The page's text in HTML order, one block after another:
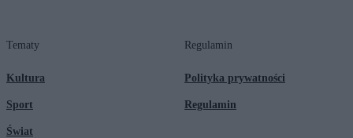
Tematy
Kultura
Sport
Świat
Regulamin
Polityka prywatności
Regulamin